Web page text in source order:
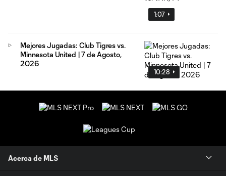
1:07
10:28
Mejores Jugadas: Club Tigres vs.
Minnesota United | 7 de Agosto,
2026
Acerca de MLS